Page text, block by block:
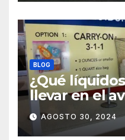
BLOG
¿Qué
llevar en el
práctico y
AGOSTO 30, 2024